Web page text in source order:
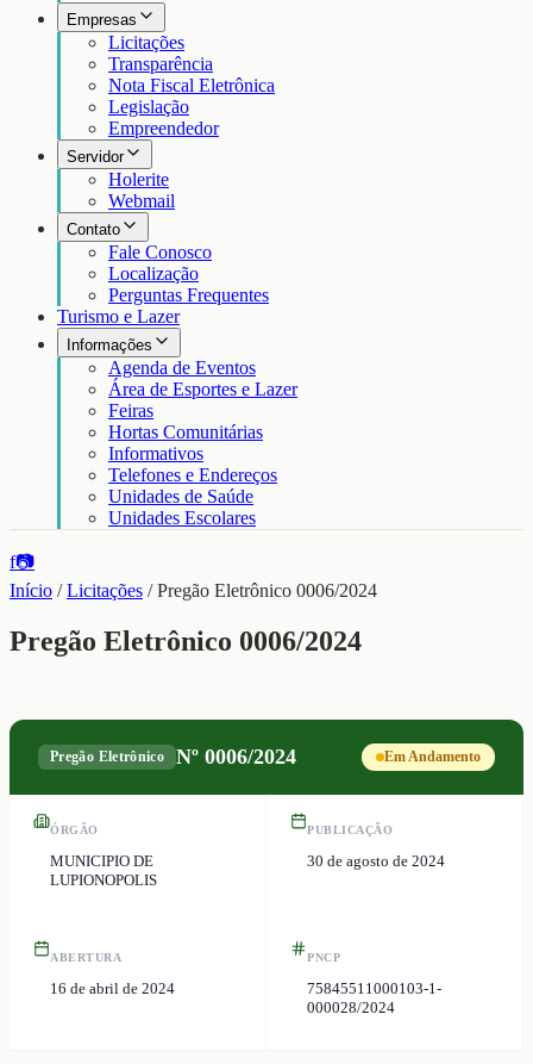
Empresas
Licitações
Transparência
Nota Fiscal Eletrônica
Legislação
Empreendedor
Servidor
Holerite
Webmail
Contato
Fale Conosco
Localização
Perguntas Frequentes
Turismo e Lazer
Informações
Agenda de Eventos
Área de Esportes e Lazer
Feiras
Hortas Comunitárias
Informativos
Telefones e Endereços
Unidades de Saúde
Unidades Escolares
f📷
Início /Licitações /Pregão Eletrônico 0006/2024
Pregão Eletrônico 0006/2024
Pregão Eletrônico Nº0006/2024 Em Andamento
ÓRGÃO
MUNICIPIO DE
LUPIONOPOLIS
PUBLICAÇÃO
30 de agosto de 2024
ABERTURA
16 de abril de 2024
PNCP
75845511000103-1-
000028/2024